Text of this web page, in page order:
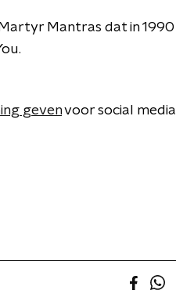
Mantras dat in 1990
gevenvoor social media